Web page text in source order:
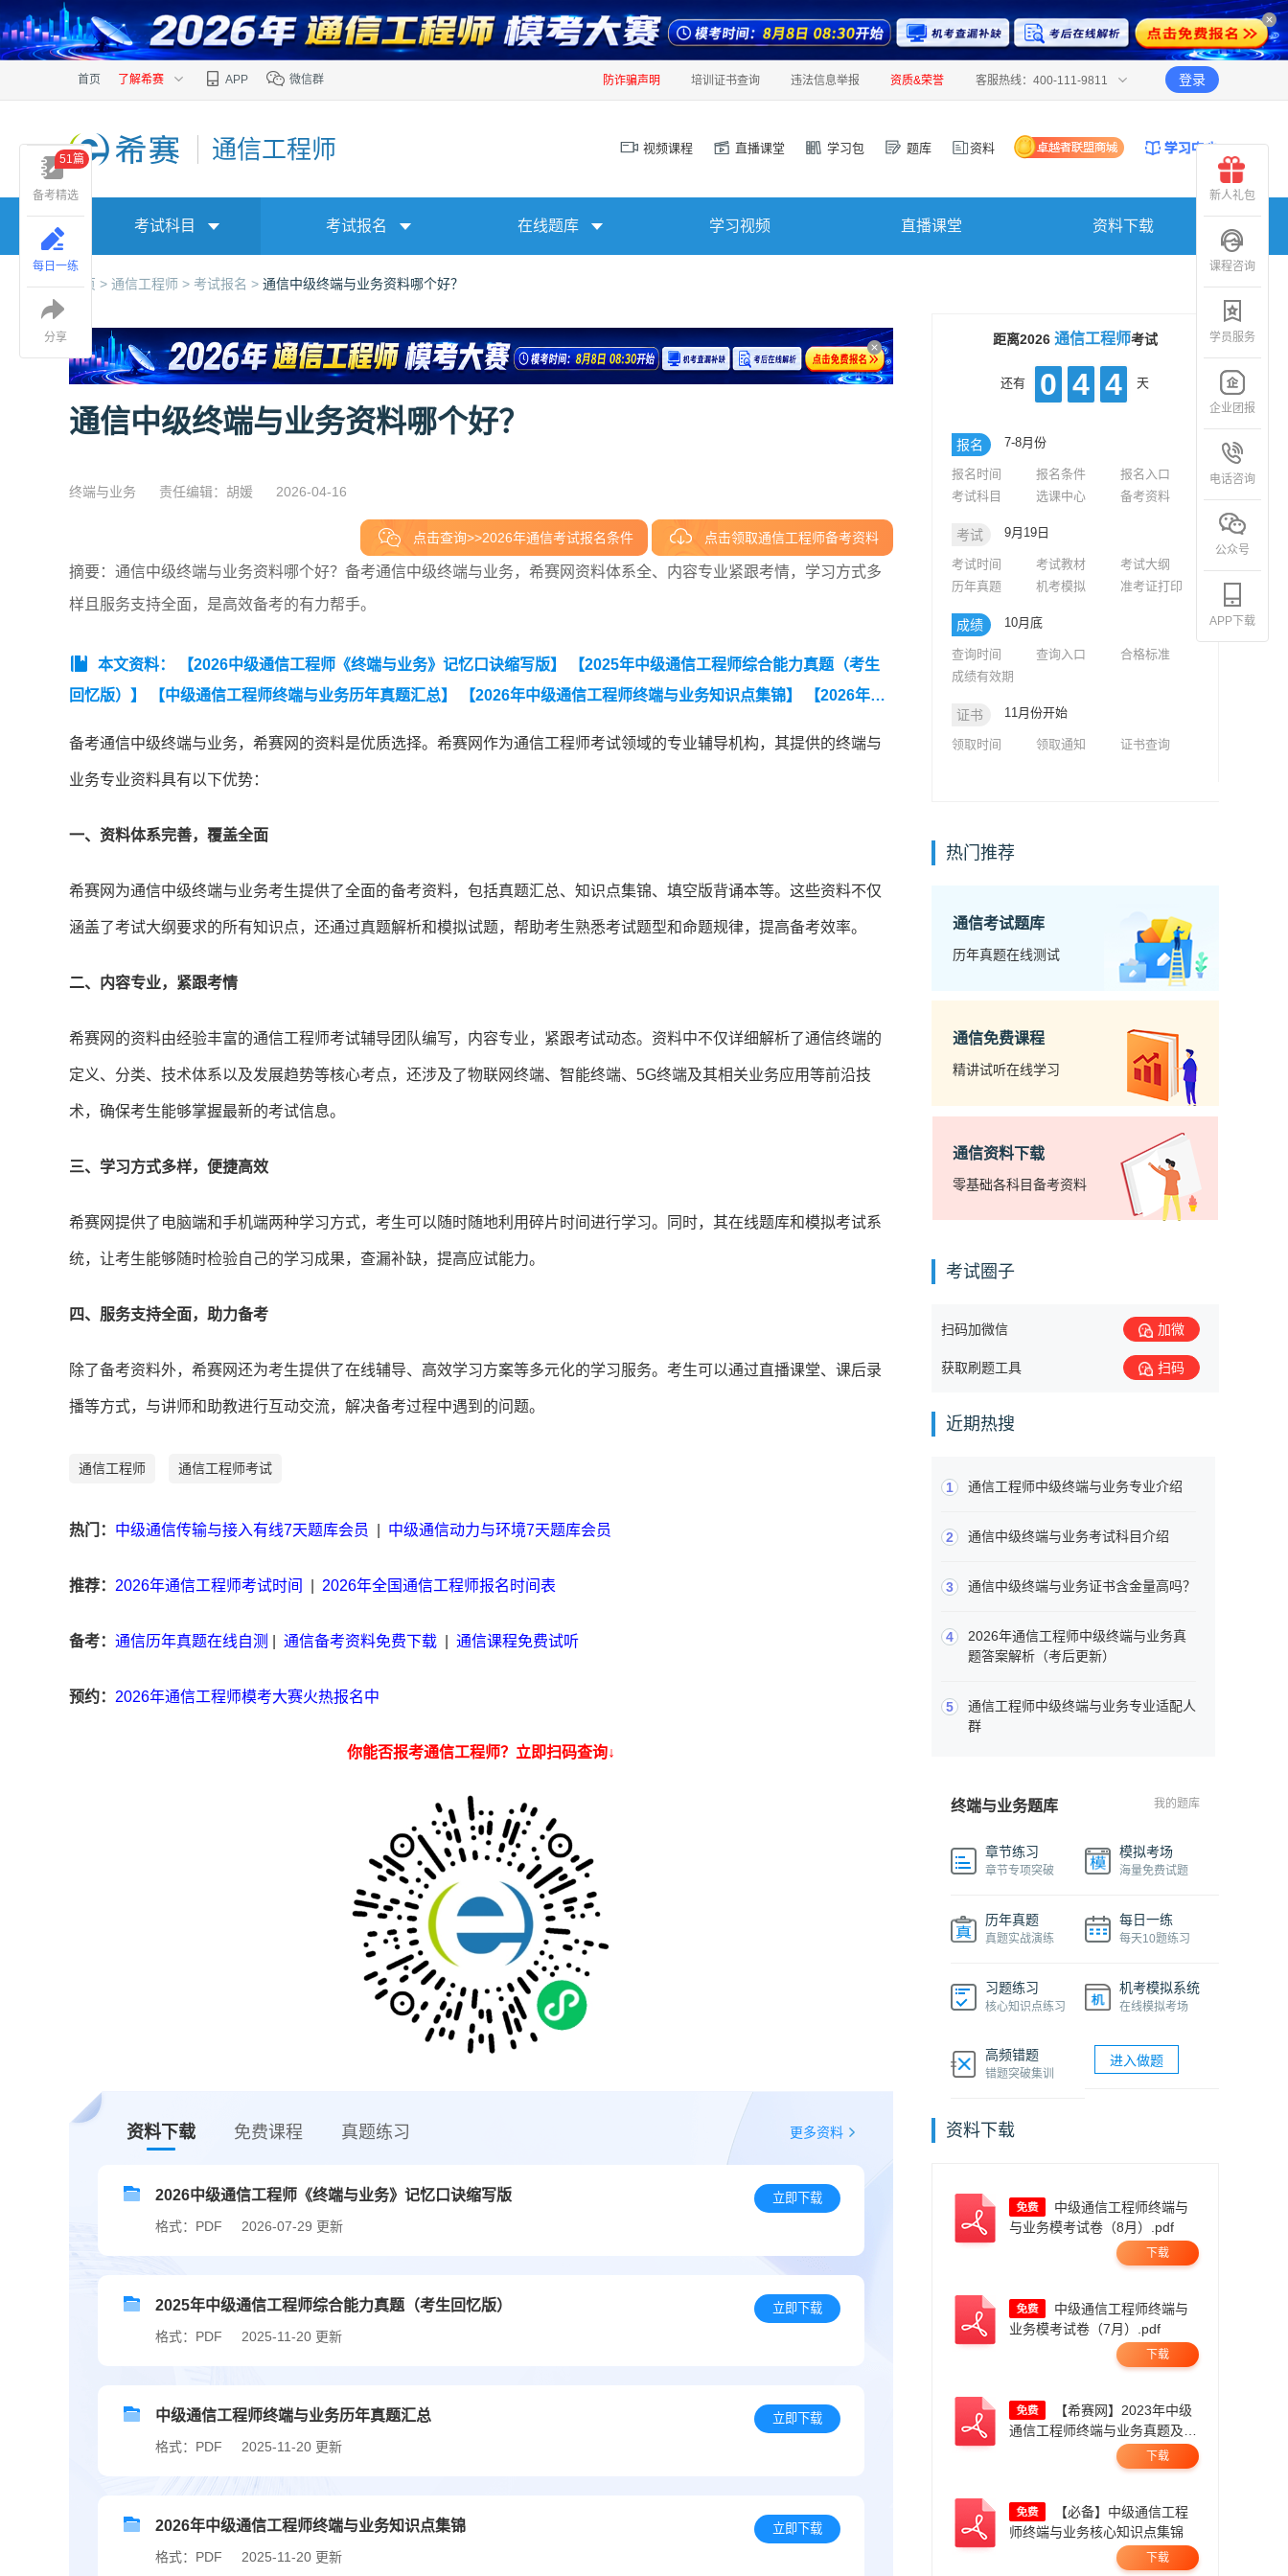
首页 了解希赛 APP 微信群 防诈骗声明 培训证书查询 违法信息举报 资质&荣誉 客服热线：400-111-9811 登录
通信工程师 视频课程 直播课堂 学习包 题库 资料
考试科目 考试报名 在线题库 学习视频 直播课堂 资料下载
首页 > 通信工程师 > 考试报名 > 通信中级终端与业务资料哪个好？
通信中级终端与业务资料哪个好？
终端与业务 责任编辑：胡媛 2026-04-16
点击查询>>2026年通信考试报名条件 点击领取通信工程师备考资料
摘要：通信中级终端与业务资料哪个好？备考通信中级终端与业务，希赛网资料体系全、内容专业紧跟考情，学习方式多
样且服务支持全面，是高效备考的有力帮手。
本文资料： 【2026中级通信工程师《终端与业务》记忆口诀缩写版】
【2025年中级通信工程师综合能力真题（考生
回忆版）】
【中级通信工程师终端与业务历年真题汇总】 【2026年中级通信工程师终端与业务知识点集锦】
【2026年中
备考通信中级终端与业务，希赛网的资料是优质选择。希赛网作为通信工程师考试领域的专业辅导机构，其提供的终端与
业务专业资料具有以下优势：
一、资料体系完善，覆盖全面
希赛网为通信中级终端与业务考生提供了全面的备考资料，包括真题汇总、知识点集锦、填空版背诵本等。这些资料不仅
涵盖了考试大纲要求的所有知识点，还通过真题解析和模拟试题，帮助考生熟悉考试题型和命题规律，提高备考效率。
二、内容专业，紧跟考情
希赛网的资料由经验丰富的通信工程师考试辅导团队编写，内容专业，紧跟考试动态。资料中不仅详细解析了通信终端的
定义、分类、技术体系以及发展趋势等核心考点，还涉及了物联网终端、智能终端、5G终端及其相关业务应用等前沿技
术，确保考生能够掌握最新的考试信息。
三、学习方式多样，便捷高效
希赛网提供了电脑端和手机端两种学习方式，考生可以随时随地利用碎片时间进行学习。同时，其在线题库和模拟考试系
统，让考生能够随时检验自己的学习成果，查漏补缺，提高应试能力。
四、服务支持全面，助力备考
除了备考资料外，希赛网还为考生提供了在线辅导、高效学习方案等多元化的学习服务。考生可以通过直播课堂、课后录
播等方式，与讲师和助教进行互动交流，解决备考过程中遇到的问题。
通信工程师 通信工程师考试
热门： 中级通信传输与接入有线7天题库会员 中级通信动力与环境7天题库会员
推荐： 2026年通信工程师考试时间 2026年全国通信工程师报名时间表
备考： 通信历年真题在线自测 通信备考资料免费下载 通信课程免费试听
预约： 2026年通信工程师模考大赛火热报名中
你能否报考通信工程师？立即扫码查询↓
资料下载 免费课程 真题练习 更多资料
2026中级通信工程师《终端与业务》记忆口诀缩写版
格式：PDF 2026-07-29 更新
立即下载
2025年中级通信工程师综合能力真题（考生回忆版）
格式：PDF 2025-11-20 更新
立即下载
中级通信工程师终端与业务历年真题汇总
格式：PDF 2025-11-20 更新
立即下载
2026年中级通信工程师终端与业务知识点集锦
格式：PDF 2025-11-20 更新
立即下载
距离2026 通信工程师考试
还有 0 4 4 天
报名 7-8月份
报名时间 报名条件
报名入口
考试科目
选课中心 备考资料
考试 9月19日
考试时间 考试教材
考试大纲
历年真题
机考模拟 准考证打印
成绩 10月底
查询时间 查询入口
合格标准
成绩有效期
证书 11月份开始
领取时间 领取通知 证书查询
热门推荐
通信考试题库
历年真题在线测试
通信免费课程
精讲试听在线学习
通信资料下载
零基础各科目备考资料
考试圈子
扫码加微信 加微
获取刷题工具 扫码
近期热搜
1 通信工程师中级终端与业务专业介绍
2 通信中级终端与业务考试科目介绍
3 通信中级终端与业务证书含金量高吗？
4
2026年通信工程师中级终端与业务真
题答案解析（考后更新）
5
通信工程师中级终端与业务专业适配人
群
终端与业务题库 我的题库
章节练习
章节专项突破
模拟考场
海量免费试题
历年真题
真题实战演练
每日一练
每天10题练习
习题练习
核心知识点练习
机考模拟系统
在线模拟考场
高频错题
错题突破集训
进入做题
资料下载
与业务模考试卷（8月）.pdf
下载
业务模考试卷（7月）.pdf
下载
通信工程师终端与业务真题及答
下载
师终端与业务核心知识点集锦
下载
备考精选
51篇
每日一练
分享
新人礼包
课程咨询
学员服务
企业团报
电话咨询
公众号
APP下载